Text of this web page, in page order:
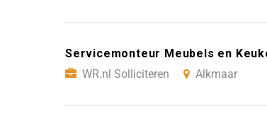
Servicemonteur Meubels en
WR.nl Solliciteren
Alkmaar